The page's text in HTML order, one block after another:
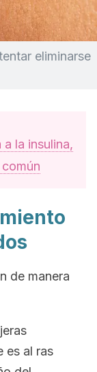
eliminarse
a la insulina,
de manera
es al ras